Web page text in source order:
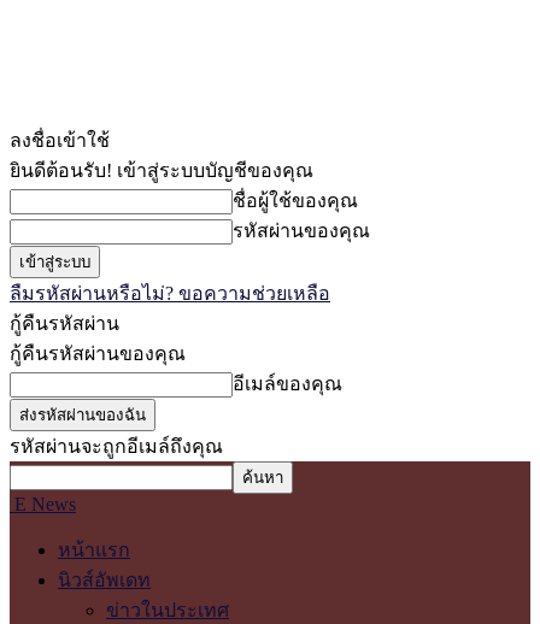
ลงชื่อเข้าใช้
ยินดีต้อนรับ! เข้าสู่ระบบบัญชีของคุณ
ชื่อผู้ใช้ของคุณ
รหัสผ่านของคุณ
ลืมรหัสผ่านหรือไม่? ขอความช่วยเหลือ
กู้คืนรหัสผ่าน
กู้คืนรหัสผ่านของคุณ
อีเมล์ของคุณ
รหัสผ่านจะถูกอีเมล์ถึงคุณ
E News
หน้าแรก
นิวส์อัพเดท
ข่าวในประเทศ